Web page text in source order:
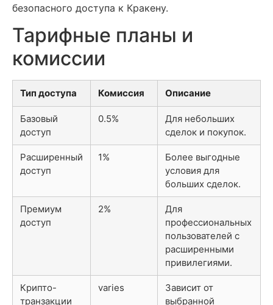
безопасного доступа к Кракену.
Тарифные планы и
комиссии
Тип доступа Комиссия Описание
Базовый
доступ
0.5%
Для небольших
сделок и покупок.
Расширенный
доступ
1%
Более выгодные
условия для
больших сделок.
Премиум
доступ
2%
Для
профессиональных
пользователей с
расширенными
привилегиями.
Крипто-
транзакции
varies
Зависит от
выбранной